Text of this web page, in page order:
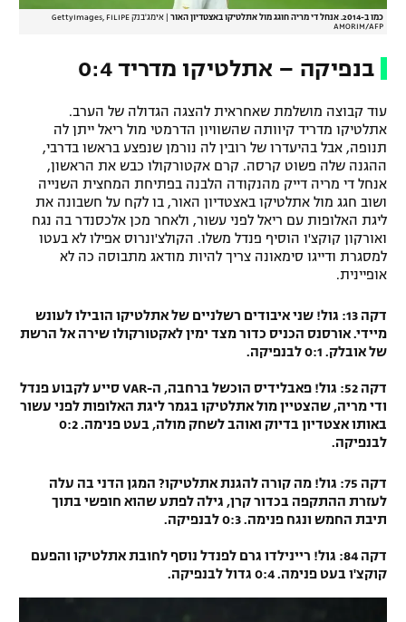
כמו ב-2014. אנחל די מריה חוגג מול אתלטיקו באצטדיון האור
אימג'בנק GettyImages, FILIPE
AMORIM/AFP
בנפיקה – אתלטיקו מדריד 0:4
עוד קבוצה מושלמת שאחראית להצגה הגדולה של הערב.
אתלטיקו מדריד קיוותה שהשוויון הדרמטי מול ריאל ייתן לה
תנופה, אבל בהיעדרו של רובין לה נורמן שנפצע בראשו בדרבי,
ההגנה שלה פשוט קרסה. קרם אקטורקולו כבש את הראשון,
אנחל די מריה דייק מהנקודה הלבנה בפתיחת המחצית השנייה
ושוב חגג מול אתלטיקו באצטדיון האור, בו לקח על חשבונה את
ליגת האלופות עם ריאל לפני עשור, ולאחר מכן אלכסנדר בה נגח
ואורקון קוקצ'ו הוסיף פנדל משלו. הקולצ'ונרוס אפילו לא בעטו
למסגרת ודייגו סימאונה צריך להיות מודאג מתבוסה כה לא
אופיינית.
דקה 13: גול! שני איבודים רשלניים של אתלטיקו הובילו לעונש
מיידי. אורסנס הכניס כדור מצד ימין לאקטורקולו שירה אל הרשת
של אובלק. 0:1 לבנפיקה.
דקה 52: גול! פאבלידיס הוכשל ברחבה, ה-VAR סייע לקבוע פנדל
ודי מריה, שהצטיין מול אתלטיקו בגמר ליגת האלופות לפני עשור
באותו אצטדיון בדיוק ואוהב לשחק מולה, בעט פנימה. 0:2
לבנפיקה.
דקה 75: גול! מה קורה להגנת אתלטיקו? המגן הדני בה עלה
לעזרת ההתקפה בכדור קרן, גילה לפתע שהוא חופשי בתוך
תיבת החמש ונגח פנימה. 0:3 לבנפיקה.
דקה 84: גול! ריינילדו גרם לפנדל נוסף לחובת אתלטיקו והפעם
קוקצ'ו בעט פנימה. 0:4 גדול לבנפיקה.